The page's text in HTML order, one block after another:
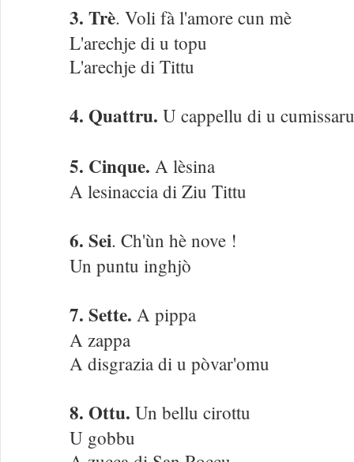
3. Trè. Voli fà l'amore cun mè
L'arechje di u topu
L'arechje di Tittu
4. Quattru. U cappellu di u cumissaru
5. Cinque. A lèsina
A lesinaccia di Ziu Tittu
6. Sei. Ch'ùn hè nove !
Un puntu inghjò
7. Sette. A pippa
A zappa
A disgrazia di u pòvar'omu
8. Ottu. Un bellu cirottu
U gobbu